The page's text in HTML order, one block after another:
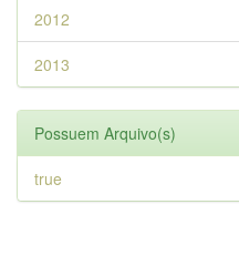
2012
2013
Possuem Arquivo(s)
true